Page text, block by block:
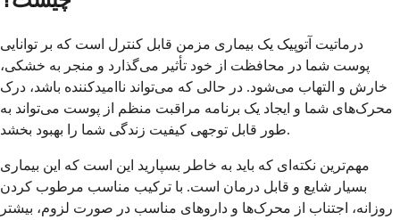
درماتیت آتوپیک یک بیماری مزمن قابل کنترل است که بر توانایی
پوست شما در محافظت از خود تأثیر می‌گذارد و منجر به خشکی،
خارش و التهاب می‌شود. در حالی که می‌تواند ناامیدکننده باشد، درک
محرک‌های شما و ایجاد یک برنامه مراقبت منظم از پوست می‌تواند به
طور قابل توجهی کیفیت زندگی شما را بهبود بخشد.
مهم‌ترین نکته‌ای که باید به خاطر بسپارید این است که این بیماری
بسیار شایع و قابل درمان است. با ترکیب مناسب مرطوب کردن
روزانه، اجتناب از محرک‌ها و داروهای مناسب در صورت لزوم، بیشتر